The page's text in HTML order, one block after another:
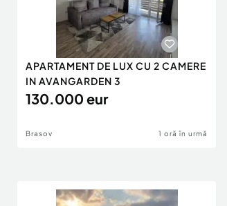
APARTAMENT DE LUX CU 2 CAMERE
IN AVANGARDEN 3
130.000 eur
Brasov 1 oră în urmă